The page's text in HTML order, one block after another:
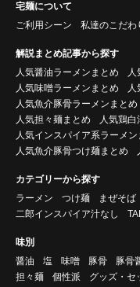
宅麺について
ご利用シーン
私達のこだわ
解説まとめ記事から探す
人気醤油ラーメンまとめ
人
人気味噌ラーメンまとめ
人
人気魚介豚骨ラーメンまとめ
人気担々麺まとめ
人気鶏白
人気インスパイア系ラーメン
人気魚介豚骨つけ麺まとめ
カテゴリーから探す
ラーメン
つけ麺 まぜそば
二郎インスパイア汁なし
味別
醤油
塩 味噌 豚骨 豚骨
担々麺
個性派 グッズ・セ